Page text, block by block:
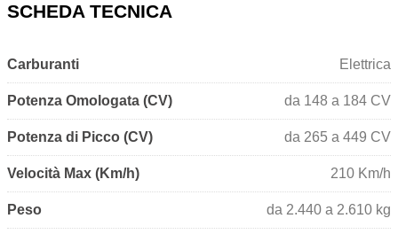
SCHEDA TECNICA
Carburanti Elettrica
Potenza Omologata (CV) da 148 a 184 CV
Potenza di Picco (CV) da 265 a 449 CV
Velocità Max (Km/h) 210 Km/h
Peso da 2.440 a 2.610 kg